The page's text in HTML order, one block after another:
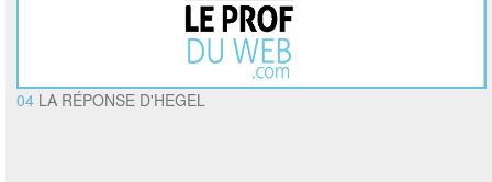
04 LA RÉPONSE D'HEGEL